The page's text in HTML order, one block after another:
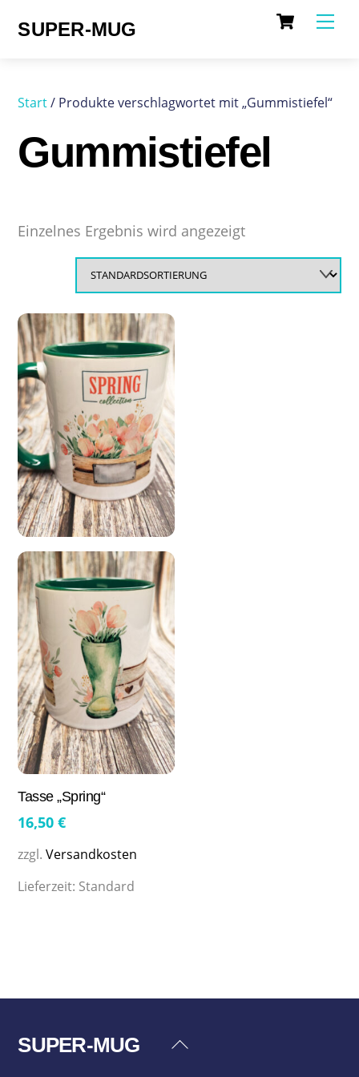
Cart
SUPER-MUG
Start/ Produkte verschlagwortet mit „Gummistiefel“
Gummistiefel
Einzelnes Ergebnis wird angezeigt
Tasse „Spring“
16,50€
zzgl.Versandkosten
Lieferzeit: Standard
Back
SUPER-MUG